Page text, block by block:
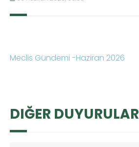
Meclis Gündemi -Haziran 2026
DIĞER DUYURULAR